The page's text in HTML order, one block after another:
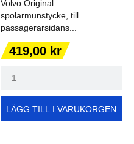
Volvo Original
spolarmunstycke, till
passagerarsidans...
Pris
419,00 kr
LÄGG TILL I VARUKORGEN